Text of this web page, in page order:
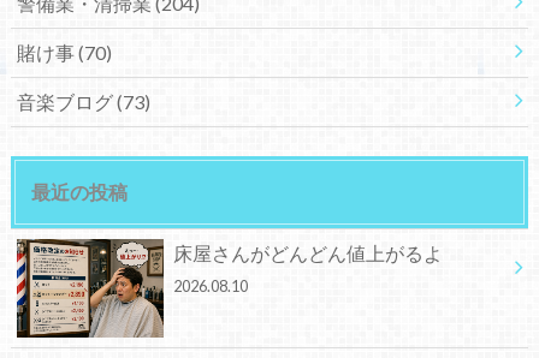
賭け事(70)
音楽ブログ(73)
最近の投稿
床屋さんがどんどん値上がるよ
2026.08.10